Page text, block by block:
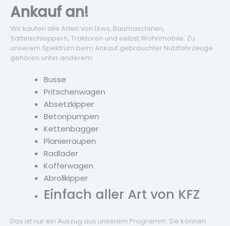
Ankauf an!
Wir kaufen alle Arten von Lkws, Baumaschinen,
Sattelschleppern, Traktoren und selbst Wohnmobile. Zu
unserem Spektrum beim Ankauf gebrauchter Nutzfahrzeuge
gehören unter anderem:
Busse
Pritschenwagen
Absetzkipper
Betonpumpen
Kettenbagger
Planierraupen
Radlader
Kofferwagen
Abrollkipper
Einfach aller Art von KFZ
Das ist nur ein Auszug aus unserem Programm. Sie können